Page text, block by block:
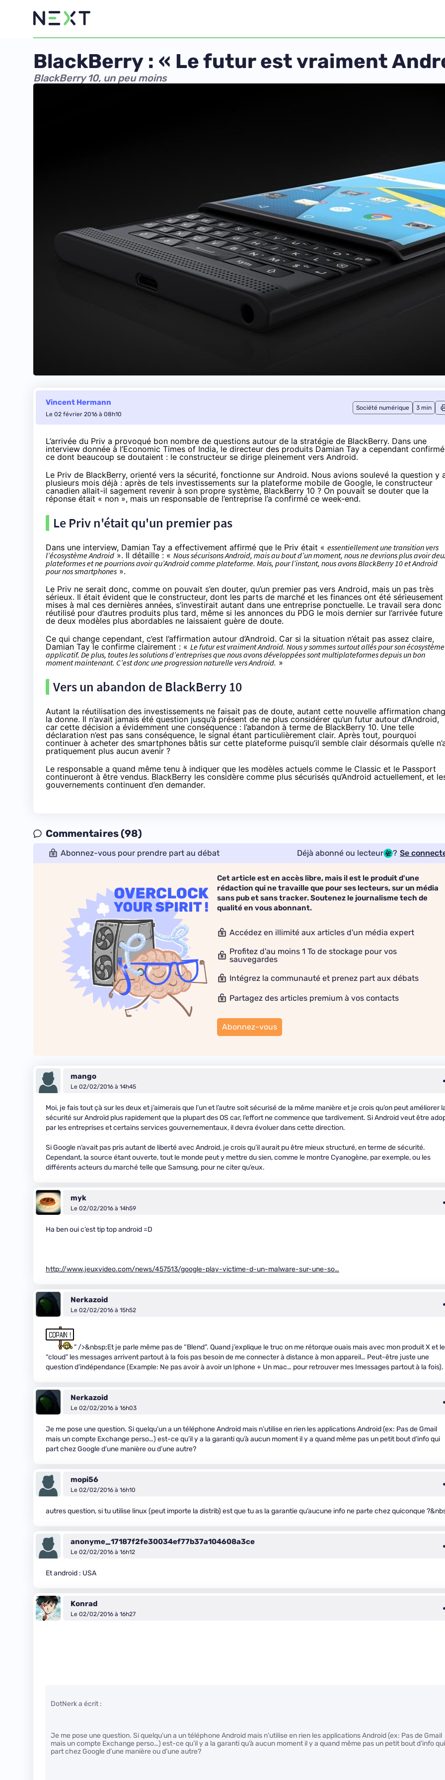
BlackBerry : « Le futur est vraiment
BlackBerry 10, un peu moins
Vincent Hermann
Le 02 février 2016 à 08h10
Société numérique 3 min
L’arrivée du Priv a provoqué bon nombre de questions autour de la stratégie de BlackBerry. Dans une
interview donnée à l’Economic Times of India, le directeur des produits Damian Tay a cependant confirmé
ce dont beaucoup se doutaient : le constructeur se dirige pleinement vers Android.
Le Priv de BlackBerry, orienté vers la sécurité, fonctionne sur Android. Nous avions soulevé la question y
plusieurs mois déjà : après de tels investissements sur la plateforme mobile de Google, le constructeur
canadien allait-il sagement revenir à son propre système, BlackBerry 10 ? On pouvait se douter que la
réponse était « non », mais un responsable de l’entreprise l’a confirmé ce week-end.
Le Priv n'était qu'un premier pas
Dans une interview, Damian Tay a effectivement affirmé que le Priv était « essentiellement une transition vers
l’écosystème Android ». Il détaille : « Nous sécurisons Android, mais au bout d’un moment, nous ne devrions plus avoir
plateformes et ne pourrions avoir qu’Android comme plateforme. Mais, pour l’instant, nous avons BlackBerry 10 et Android
pour nossmartphones ».
Le Priv ne serait donc, comme on pouvait s’en douter, qu’un premier pas vers Android, mais un pas très
sérieux. Il était évident que le constructeur, dont les parts de marché et les finances ont été sérieusement
mises à mal ces dernières années, s’investirait autant dans une entreprise ponctuelle. Le travail sera donc
réutilisé pour d’autres produits plus tard, même si les annonces du PDG le mois dernier sur l’arrivée future
de deux modèles plus abordables ne laissaient guère de doute.
Ce qui change cependant, c’est l’affirmation autour d’Android. Car si la situation n’était pas assez claire,
Damian Tay le confirme clairement : « Le futur est vraiment Android. Nous y sommes surtout allés pour son écosystème
applicatif. De plus, toutes les solutions d’entreprises que nous avons développées sont multiplateformes depuis un bon
moment maintenant. C’est donc une progression naturelle vers Android. »
Vers un abandon de BlackBerry 10
Autant la réutilisation des investissements ne faisait pas de doute, autant cette nouvelle affirmation
la donne. Il n’avait jamais été question jusqu’à présent de ne plus considérer qu’un futur autour d’Android,
car cette décision a évidemment une conséquence : l’abandon à terme de BlackBerry 10. Une telle
déclaration n’est pas sans conséquence, le signal étant particulièrement clair. Après tout, pourquoi
continuer à acheter des smartphones bâtis sur cette plateforme puisqu’il semble clair désormais qu’elle
pratiquement plus aucun avenir ?
Le responsable a quand même tenu à indiquer que les modèles actuels comme le Classic et le Passport
continueront à être vendus. BlackBerry les considère comme plus sécurisés qu’Android actuellement, et
gouvernements continuent d’en demander.
Commentaires (98)
Abonnez-vous pour prendre part au débat Déjà abonné ou lecteur ? Se
Cet article est en accès libre, mais il est le produit d'une
rédaction qui ne travaille que pour ses lecteurs, sur un média
sans pub et sans tracker. Soutenez le journalisme tech de
qualité en vous abonnant.
Accédez en illimité aux articles d'un média expert
Profitez d'au moins 1 To de stockage pour vos
sauvegardes
Intégrez la communauté et prenez part aux débats
Partagez des articles premium à vos contacts
Abonnez-vous
mango
Le 02/02/2016 à 14h45
Moi, je fais tout çà sur les deux et j’aimerais que l’un et l’autre soit sécurisé de la même manière et je crois qu’on peut améliorer
sécurité sur Androïd plus rapidement que la plupart des OS car, l’effort ne commence que tardivement. Si Android veut être
par les entreprises et certains services gouvernementaux, il devra évoluer dans cette direction.
Si Google n’avait pas pris autant de liberté avec Android, je crois qu’il aurait pu être mieux structuré, en terme de sécurité.
Cependant, la source étant ouverte, tout le monde peut y mettre du sien, comme le montre Cyanogène, par exemple, ou les
différents acteurs du marché telle que Samsung, pour ne citer qu’eux.
myk
Le 02/02/2016 à 14h59
Ha ben oui c’est tip top android =D
http://www.jeuxvideo.com/news/457513/google-play-victime-d-un-malware-sur-une-so…
Nerkazoid
Le 02/02/2016 à 15h52
" />&nbsp;Et je parle même pas de “Blend”. Quand j’explique le truc on me rétorque ouais mais avec mon produit X et le
“cloud” les messages arrivent partout à la fois pas besoin de me connecter à distance à mon appareil… Peut-être juste une
question d’indépendance (Example: Ne pas avoir à avoir un Iphone + Un mac… pour retrouver mes Imessages partout à la fois).
Nerkazoid
Le 02/02/2016 à 16h03
Je me pose une question. Si quelqu’un a un téléphone Android mais n’utilise en rien les applications Android (ex: Pas de Gmail
mais un compte Exchange perso…) est-ce qu’il y a la garanti qu’à aucun moment il y a quand même pas un petit bout d’info qui
part chez Google d’une manière ou d’une autre?
mopi56
Le 02/02/2016 à 16h10
autres question, si tu utilise linux (peut importe la distrib) est que tu as la garantie qu’aucune info ne parte chez quiconque
anonyme_17187f2fe30034ef77b37a104608a3ce
Le 02/02/2016 à 16h12
Et android : USA
Konrad
Le 02/02/2016 à 16h27
DotNerk a écrit :
Je me pose une question. Si quelqu’un a un téléphone Android mais n’utilise en rien les applications Android (ex: Pas de Gmail
mais un compte Exchange perso…) est-ce qu’il y a la garanti qu’à aucun moment il y a quand même pas un petit bout d’info qui
part chez Google d’une manière ou d’une autre?